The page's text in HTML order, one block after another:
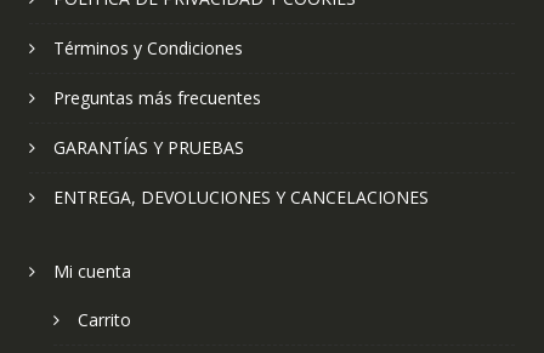
Términos y Condiciones
Preguntas más frecuentes
GARANTÍAS Y PRUEBAS
ENTREGA, DEVOLUCIONES Y CANCELACIONES
Mi cuenta
Carrito